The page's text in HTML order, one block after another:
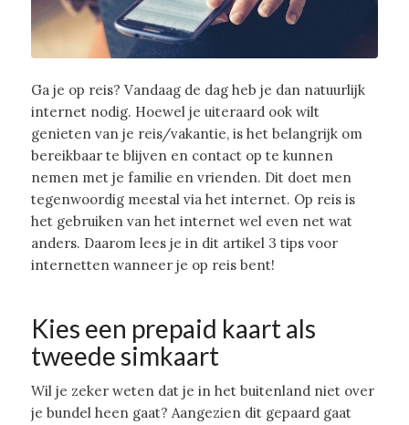
Ga je op reis? Vandaag de dag heb je dan natuurlijk
internet nodig. Hoewel je uiteraard ook wilt
genieten van je reis/vakantie, is het belangrijk om
bereikbaar te blijven en contact op te kunnen
nemen met je familie en vrienden. Dit doet men
tegenwoordig meestal via het internet. Op reis is
het gebruiken van het internet wel even net wat
anders. Daarom lees je in dit artikel 3 tips voor
internetten wanneer je op reis bent!
Kies een prepaid kaart als
tweede simkaart
Wil je zeker weten dat je in het buitenland niet over
je bundel heen gaat? Aangezien dit gepaard gaat